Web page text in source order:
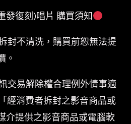
發復刻)唱片 購買須知
封不清洗，購買前恕無法提
。
交易解除權合理例外情事適
經消費者拆封之影音商品或
介提供之影音商品或電腦軟